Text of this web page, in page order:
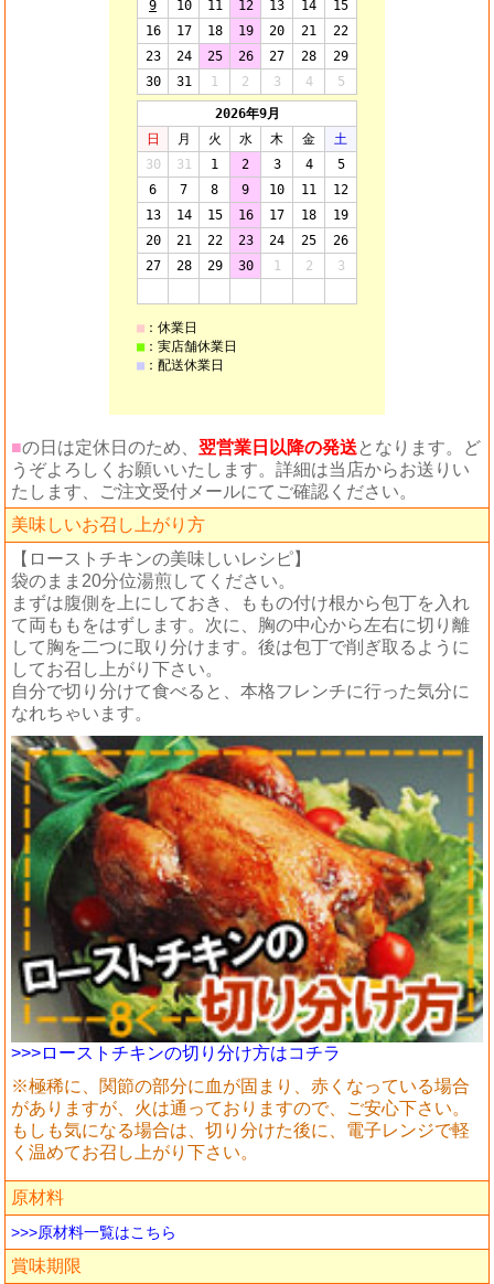
■の日は定休日のため、 翌営業日以降の発送 となります。ど
うぞよろしくお願いいたします。詳細は当店からお送りい
たします、ご注文受付メールにてご確認ください。
美味しいお召し上がり方
【ローストチキンの美味しいレシピ】
袋のまま20分位湯煎してください。
まずは腹側を上にしておき、ももの付け根から包丁を入れ
て両ももをはずします。次に、胸の中心から左右に切り離
して胸を二つに取り分けます。後は包丁で削ぎ取るように
してお召し上がり下さい。
自分で切り分けて食べると、本格フレンチに行った気分に
なれちゃいます。
>>>ローストチキンの切り分け方はコチラ
※極稀に、関節の部分に血が固まり、赤くなっている場合
がありますが、火は通っておりますので、ご安心下さい。
もしも気になる場合は、切り分けた後に、電子レンジで軽
く温めてお召し上がり下さい。
原材料
>>>原材料一覧はこちら
賞味期限